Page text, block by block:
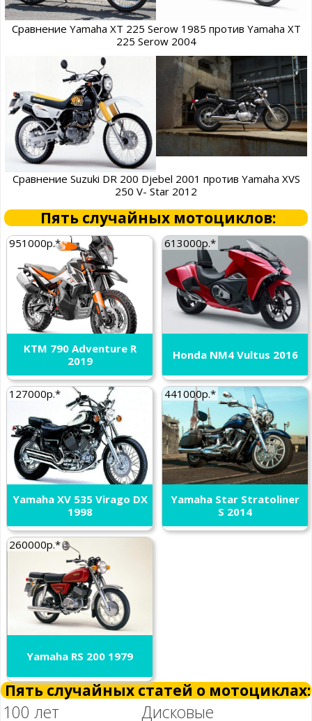
Сравнение Yamaha XT 225 Serow 1985 против Yamaha XT
225 Serow 2004
Сравнение Suzuki DR 200 Djebel 2001 против Yamaha XVS
250 V- Star 2012
Пять случайных мотоциклов:
951000р.*
KTM 790 Adventure R
2019
613000р.*
Honda NM4 Vultus 2016
127000р.*
Yamaha XV 535 Virago DX
1998
441000р.*
Yamaha Star Stratoliner
S 2014
260000р.*
Yamaha RS 200 1979
Пять случайных статей о мотоциклах:
100 лет Дисковые